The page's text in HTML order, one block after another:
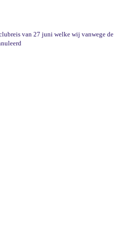
van 27 juni welke wij vanwege de